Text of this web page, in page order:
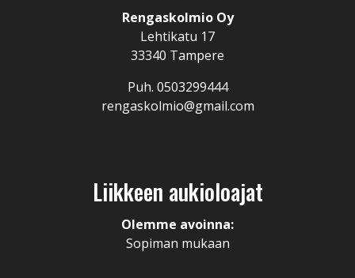
Rengaskolmio Oy
Lehtikatu 17
33340 Tampere
Puh. 0503299444
rengaskolmio@gmail.com
Liikkeen aukioloajat
Olemme avoinna:
Sopiman mukaan